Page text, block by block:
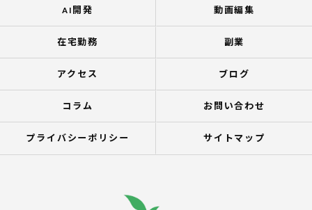
AI開発 動画編集
在宅勤務 副業
アクセス ブログ
コラム お問い合わせ
プライバシーポリシー サイトマップ